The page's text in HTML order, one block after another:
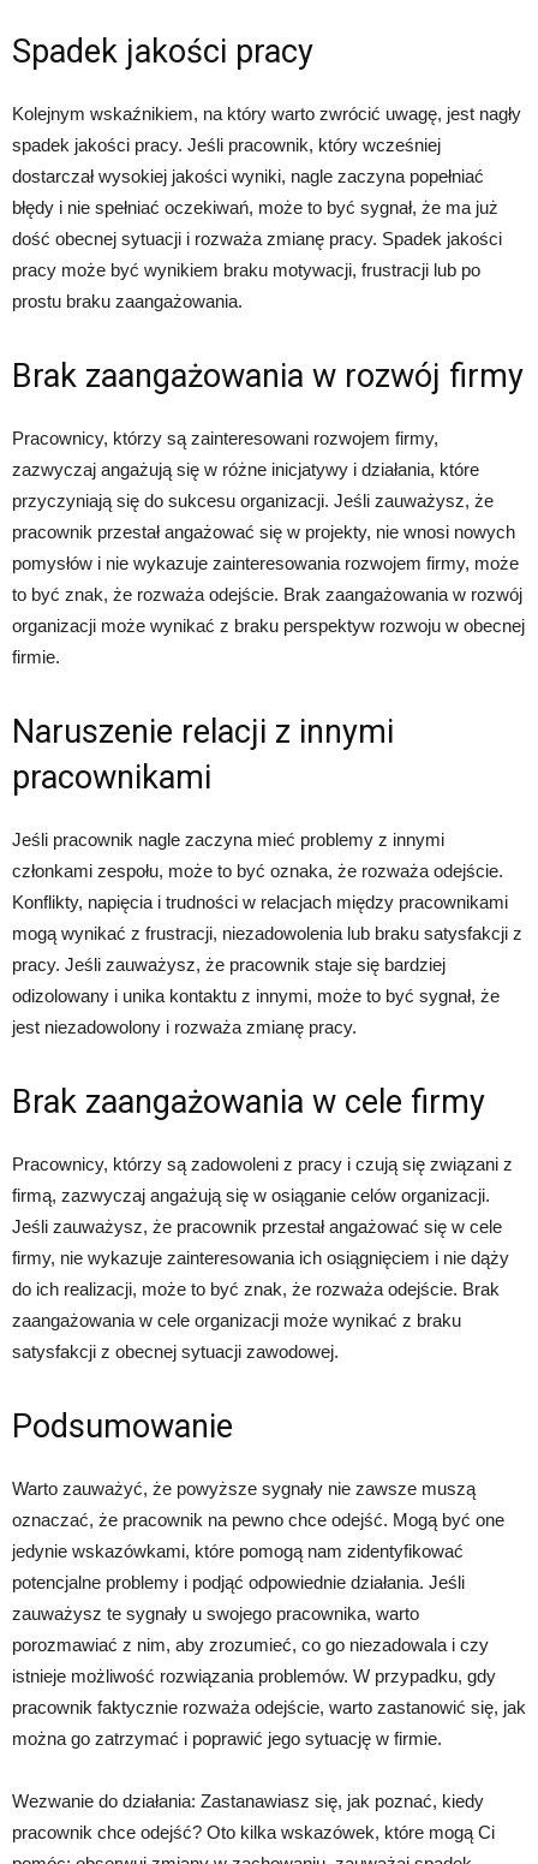
Spadek jakości pracy
Kolejnym wskaźnikiem, na który warto zwrócić uwagę, jest nagły
spadek jakości pracy. Jeśli pracownik, który wcześniej
dostarczał wysokiej jakości wyniki, nagle zaczyna popełniać
błędy i nie spełniać oczekiwań, może to być sygnał, że ma już
dość obecnej sytuacji i rozważa zmianę pracy. Spadek jakości
pracy może być wynikiem braku motywacji, frustracji lub po
prostu braku zaangażowania.
Brak zaangażowania w rozwój firmy
Pracownicy, którzy są zainteresowani rozwojem firmy,
zazwyczaj angażują się w różne inicjatywy i działania, które
przyczyniają się do sukcesu organizacji. Jeśli zauważysz, że
pracownik przestał angażować się w projekty, nie wnosi nowych
pomysłów i nie wykazuje zainteresowania rozwojem firmy, może
to być znak, że rozważa odejście. Brak zaangażowania w rozwój
organizacji może wynikać z braku perspektyw rozwoju w obecnej
firmie.
Naruszenie relacji z innymi
pracownikami
Jeśli pracownik nagle zaczyna mieć problemy z innymi
członkami zespołu, może to być oznaka, że rozważa odejście.
Konflikty, napięcia i trudności w relacjach między pracownikami
mogą wynikać z frustracji, niezadowolenia lub braku satysfakcji z
pracy. Jeśli zauważysz, że pracownik staje się bardziej
odizolowany i unika kontaktu z innymi, może to być sygnał, że
jest niezadowolony i rozważa zmianę pracy.
Brak zaangażowania w cele firmy
Pracownicy, którzy są zadowoleni z pracy i czują się związani z
firmą, zazwyczaj angażują się w osiąganie celów organizacji.
Jeśli zauważysz, że pracownik przestał angażować się w cele
firmy, nie wykazuje zainteresowania ich osiągnięciem i nie dąży
do ich realizacji, może to być znak, że rozważa odejście. Brak
zaangażowania w cele organizacji może wynikać z braku
satysfakcji z obecnej sytuacji zawodowej.
Podsumowanie
Warto zauważyć, że powyższe sygnały nie zawsze muszą
oznaczać, że pracownik na pewno chce odejść. Mogą być one
jedynie wskazówkami, które pomogą nam zidentyfikować
potencjalne problemy i podjąć odpowiednie działania. Jeśli
zauważysz te sygnały u swojego pracownika, warto
porozmawiać z nim, aby zrozumieć, co go niezadowala i czy
istnieje możliwość rozwiązania problemów. W przypadku, gdy
pracownik faktycznie rozważa odejście, warto zastanowić się, jak
można go zatrzymać i poprawić jego sytuację w firmie.
Wezwanie do działania: Zastanawiasz się, jak poznać, kiedy
pracownik chce odejść? Oto kilka wskazówek, które mogą Ci